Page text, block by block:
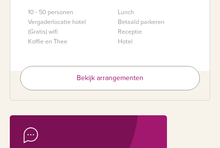
10 - 50 personen
Vergaderlocatie hotel
(Gratis) wifi
Koffie en Thee
Lunch
Betaald parkeren
Receptie
Hotel
Bekijk arrangementen